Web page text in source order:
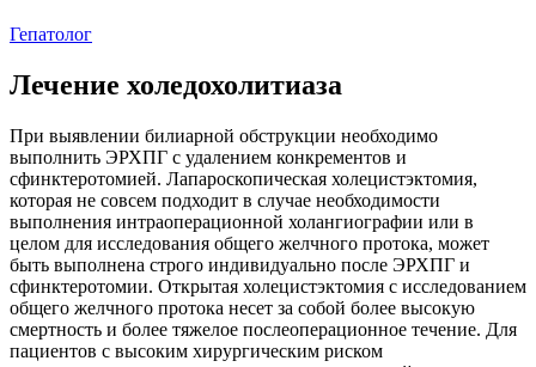
Гепатолог
Лечение холедохолитиаза
При выявлении билиарной обструкции необходимо
выполнить ЭРХПГ с удалением конкрементов и
сфинктеротомией. Лапароскопическая холецистэктомия,
которая не совсем подходит в случае необходимости
выполнения интраоперационной холангиографии или в
целом для исследования общего желчного протока, может
быть выполнена строго индивидуально после ЭРХПГ и
сфинктеротомии. Открытая холецистэктомия с исследованием
общего желчного протока несет за собой более высокую
смертность и более тяжелое послеоперационное течение. Для
пациентов с высоким хирургическим риском